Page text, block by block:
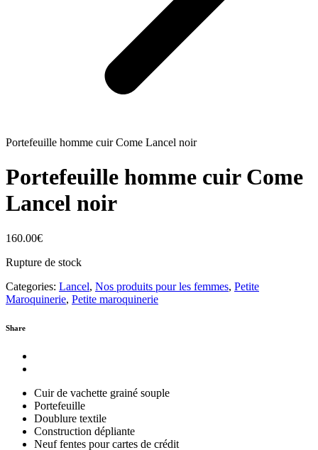
Portefeuille homme cuir Come Lancel noir
Portefeuille homme cuir Come
Lancel noir
160.00€
Rupture de stock
Categories: Lancel, Nos produits pour les femmes, Petite
Maroquinerie, Petite maroquinerie
Share
Cuir de vachette grainé souple
Portefeuille
Doublure textile
Construction dépliante
Neuf fentes pour cartes de crédit